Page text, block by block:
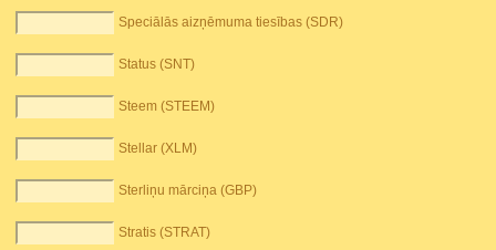
Speciālās aizņēmuma tiesības (SDR)
Status (SNT)
Steem (STEEM)
Stellar (XLM)
Sterliņu mārciņa (GBP)
Stratis (STRAT)